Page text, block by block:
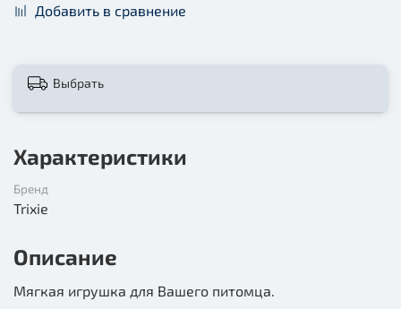
Добавить в сравнение
Выбрать
Характеристики
Бренд
Trixie
Описание
Мягкая игрушка для Вашего питомца.